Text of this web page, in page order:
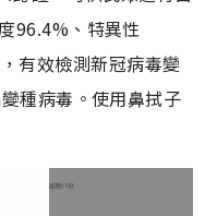
96.4%、特異性
有效檢測新冠病毒變
種病毒。使用鼻拭子